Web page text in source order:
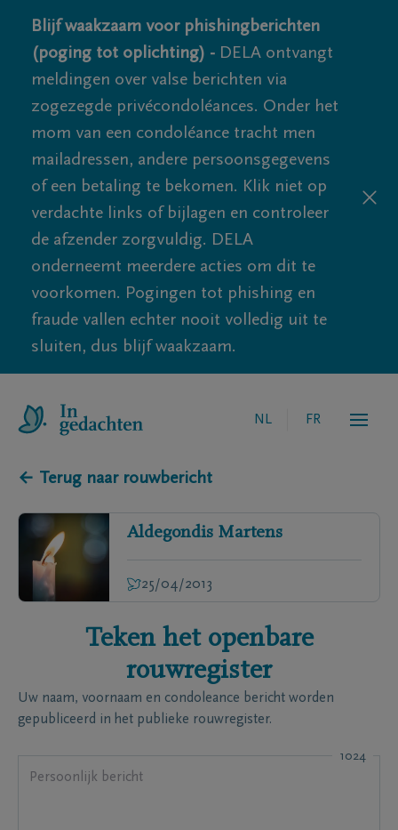
Blijf waakzaam voor phishingberichten
(poging tot oplichting) - DELA ontvangt
meldingen over valse berichten via
zogezegde privécondoléances. Onder het
mom van een condoléance tracht men
mailadressen, andere persoonsgegevens
of een betaling te bekomen. Klik niet op
verdachte links of bijlagen en controleer
de afzender zorgvuldig. DELA
onderneemt meerdere acties om dit te
voorkomen. Pogingen tot phishing en
fraude vallen echter nooit volledig uit te
sluiten, dus blijf waakzaam.
NL FR
← Terug naar rouwbericht
Aldegondis Martens
25/04/2013
Teken het openbare
rouwregister
Uw naam, voornaam en condoleance bericht worden
gepubliceerd in het publieke rouwregister.
1024